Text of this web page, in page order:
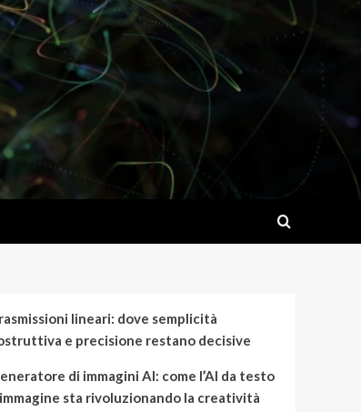
lineari: dove semplicità
e precisione restano decisive
di immagini AI: come l’AI da testo
sta rivoluzionando la creatività